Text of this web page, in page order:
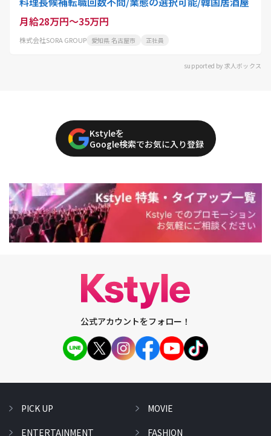
月給28万円～35万円
株式会社SORA GROUP 愛知県 名古屋市 正社員
supported by 求人ボックス
Kstyleを
Google検索でお気に入り登録
公式アカウントをフォロー！
PICK UP
ENTERTAINMENT
MOVIE
FASHION